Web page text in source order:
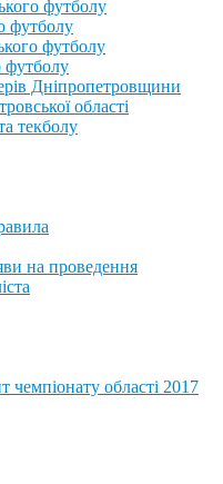
футболу
футболу
футболу
футболу
Дніпропетровщини
області
текболу
на проведення
чемпіонату області 2017